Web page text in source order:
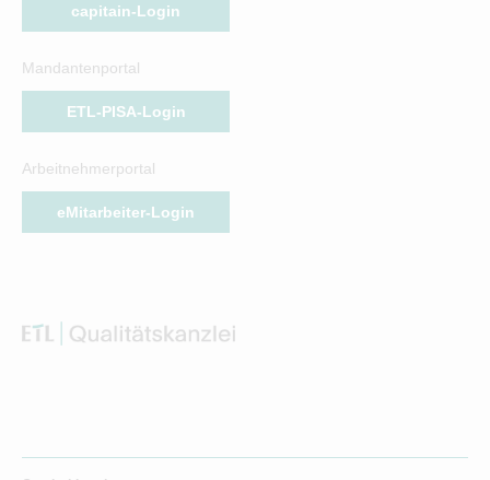
capitain-Login
Mandantenportal
ETL-PISA-Login
Arbeitnehmerportal
eMitarbeiter-Login